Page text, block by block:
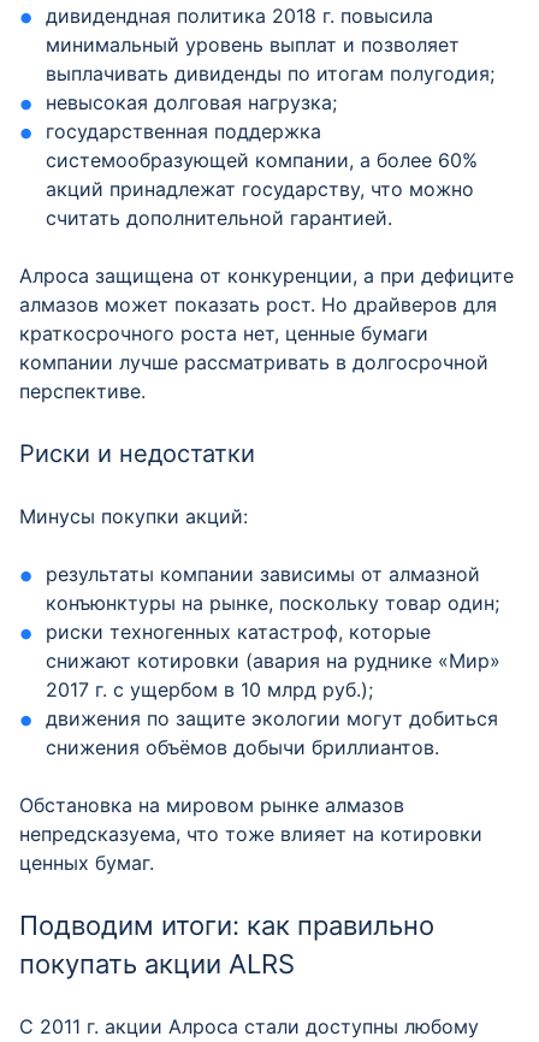
дивидендная политика 2018 г. повысила
минимальный уровень выплат и позволяет
выплачивать дивиденды по итогам полугодия;
невысокая долговая нагрузка;
государственная поддержка
системообразующей компании, а более 60%
акций принадлежат государству, что можно
считать дополнительной гарантией.
Алроса защищена от конкуренции, а при дефиците
алмазов может показать рост. Но драйверов для
краткосрочного роста нет, ценные бумаги
компании лучше рассматривать в долгосрочной
перспективе.
Риски и недостатки
Минусы покупки акций:
результаты компании зависимы от алмазной
конъюнктуры на рынке, поскольку товар один;
риски техногенных катастроф, которые
снижают котировки (авария на руднике «Мир»
2017 г. с ущербом в 10 млрд руб.);
движения по защите экологии могут добиться
снижения объёмов добычи бриллиантов.
Обстановка на мировом рынке алмазов
непредсказуема, что тоже влияет на котировки
ценных бумаг.
Подводим итоги: как правильно
покупать акции ALRS
С 2011 г. акции Алроса стали доступны любому